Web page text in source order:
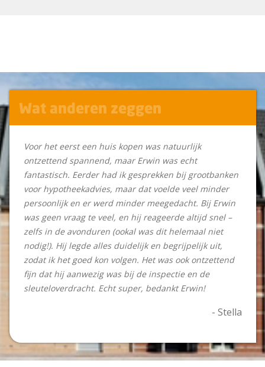
Wat anderen zeggen
Voor het eerst een huis kopen was natuurlijk
ontzettend spannend, maar Erwin was echt
fantastisch. Eerder had ik gesprekken bij grootbanken
voor hypotheekadvies, maar dat voelde veel minder
persoonlijk en er werd minder meegedacht. Bij Erwin
was geen vraag te veel, en hij reageerde altijd snel –
zelfs in de avonduren (ookal was dit helemaal niet
nodig!). Hij legde alles duidelijk en begrijpelijk uit,
zodat ik het goed kon volgen. Het was ook ontzettend
fijn dat hij aanwezig was bij de inspectie en de
sleuteloverdracht. Echt super, bedankt Erwin!
- Stella